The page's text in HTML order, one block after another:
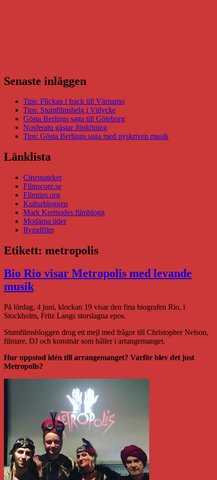
Senaste inläggen
Tips: Flickan i frack till Värnamo
Tips: Stumfilmshelg i Vitlycke
Gösta Berlings saga till Göteborg
Nosferatu gästar Jönköping
Tips: Gösta Berlings saga med nyskriven musik
Länklista
Cinemateket
Filmscore.se
Filmtips.org
Kulturbloggen
Mark Kermodes filmblogg
Modärna tider
Rymdfilm
Etikett: metropolis
Bio Rio visar Metropolis med levande
musik
På lördag, 4 juni, klockan 19 visar den fina biografen Rio, i
Stockholm, Fritz Langs storslagna epos.
Stumfilmsbloggen drog ett mejl med frågor till Christopher Nelson,
filmare, DJ och konstnär som håller i arrangemanget.
Hur uppstod idén till arrangemanget? Varför blev det just
Metropolis?